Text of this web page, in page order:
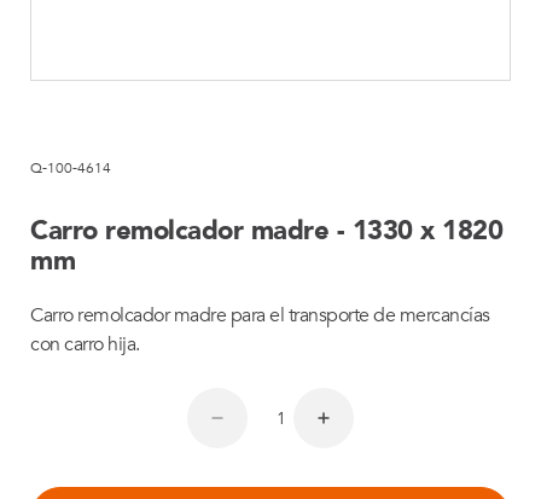
Q-100-4614
Carro remolcador madre - 1330 x 1820
mm
Carro remolcador madre para el transporte de mercancías
con carro hija.